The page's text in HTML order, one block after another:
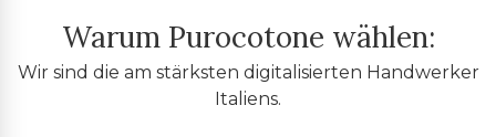
Warum Purocotone wählen:
Wir sind die am stärksten digitalisierten Handwerker
Italiens.